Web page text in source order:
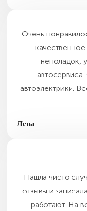
Очень
неполадок,
автоэлектрики.
Лена
Нашла чисто
отзывы и
работают. На